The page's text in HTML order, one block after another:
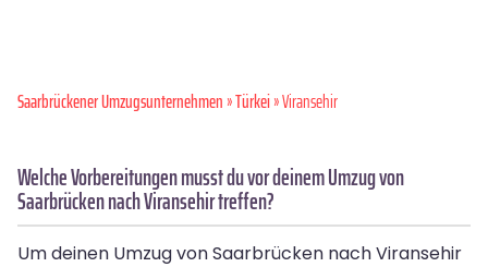
Saarbrückener Umzugsunternehmen»Türkei» Viransehir
Welche Vorbereitungen musst du vor deinem Umzug von
Saarbrücken nach Viransehir treffen?
Um deinen Umzug von Saarbrücken nach Viransehir